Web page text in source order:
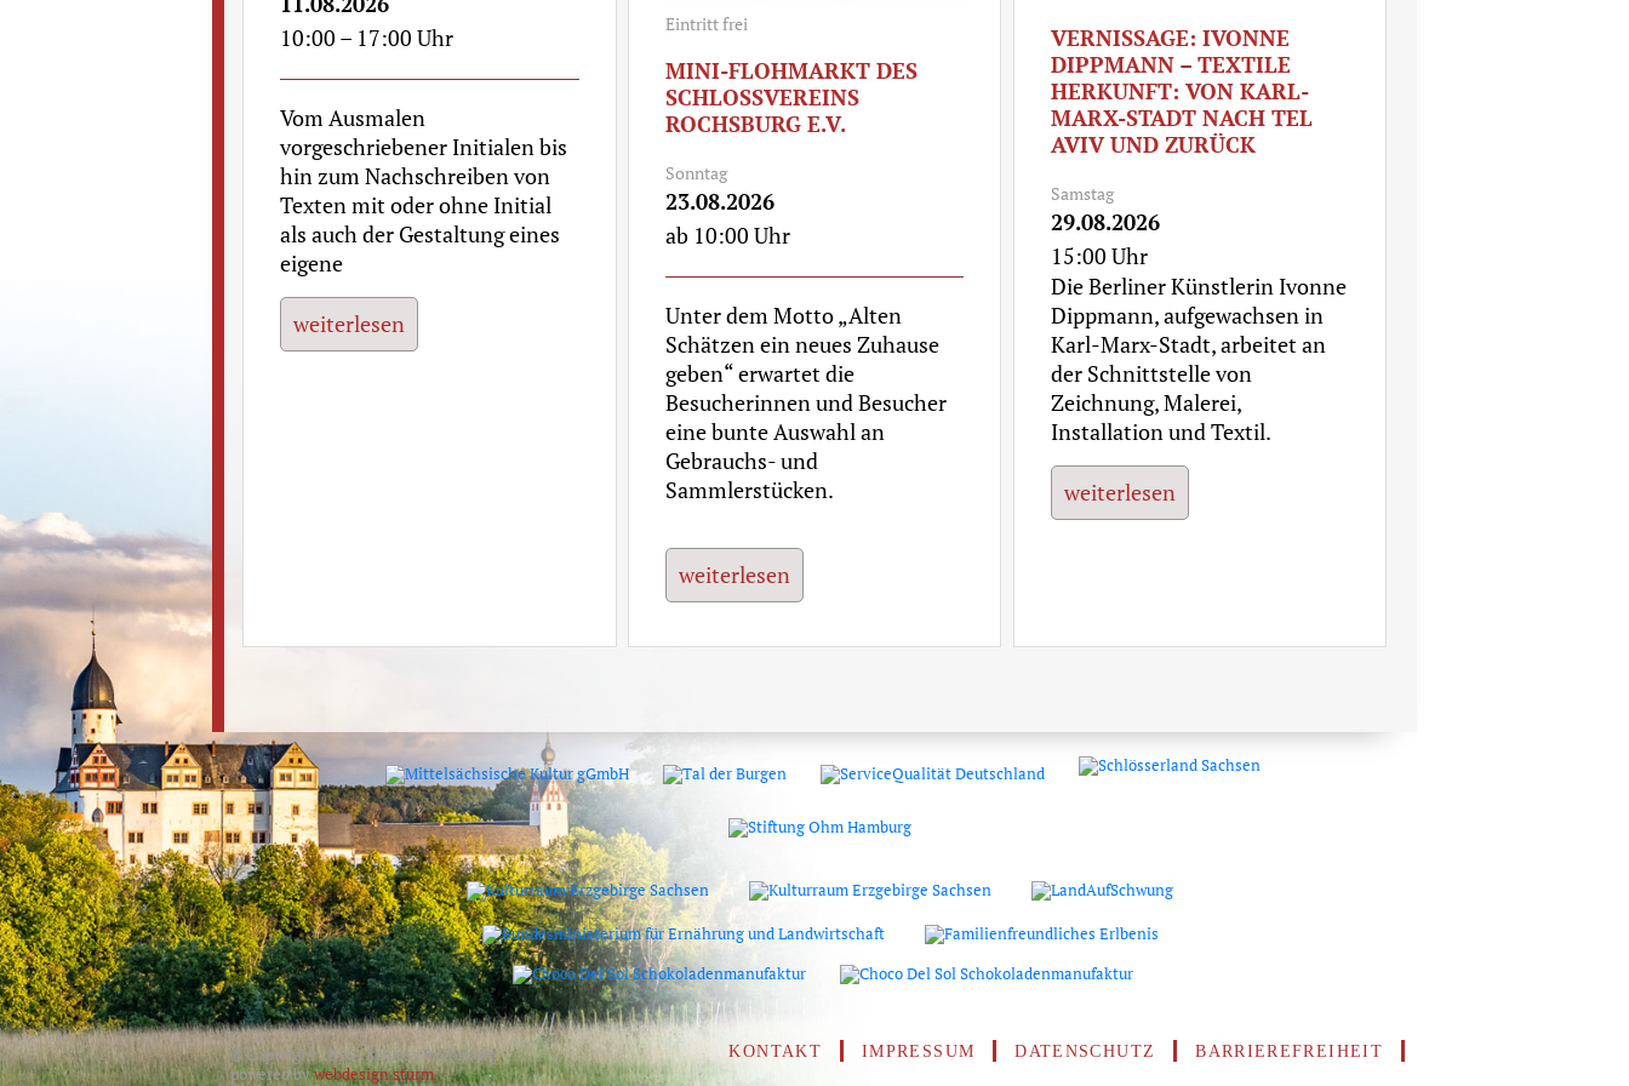
10:00 – 17:00 Uhr
Vom Ausmalen
vorgeschriebener Initialen bis
hin zum Nachschreiben von
Texten mit oder ohne Initial
als auch der Gestaltung eines
eigene
weiterlesen
Eintritt frei
MINI-FLOHMARKT DES
SCHLOSSVEREINS
ROCHSBURG E.V.
Sonntag
23.08.2026
ab 10:00 Uhr
Unter dem Motto „Alten
Schätzen ein neues Zuhause
geben“ erwartet die
Besucherinnen und Besucher
eine bunte Auswahl an
Gebrauchs- und
Sammlerstücken.
weiterlesen
VERNISSAGE: IVONNE
DIPPMANN – TEXTILE
HERKUNFT: VON KARL-
MARX-STADT NACH TEL
AVIV UND ZURÜCK
Samstag
29.08.2026
15:00 Uhr
Die Berliner Künstlerin Ivonne
Dippmann, aufgewachsen in
Karl-Marx-Stadt, arbeitet an
der Schnittstelle von
Zeichnung, Malerei,
Installation und Textil.
weiterlesen
KONTAKT IMPRESSUM DATENSCHUTZ BARRIEREFREIHEIT
© Copyright 2016 - Schloss Rochsburg
powered bywebdesign sturm